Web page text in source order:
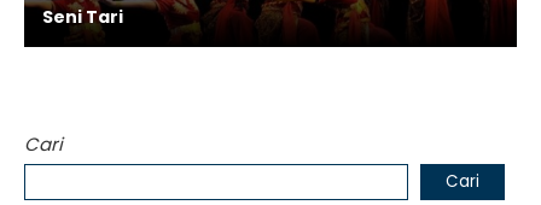
Seni Tari
Cari
Cari